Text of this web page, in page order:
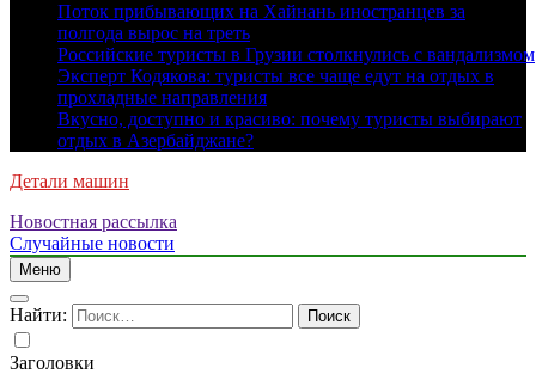
Поток прибывающих на Хайнань иностранцев за
полгода вырос на треть
Российские туристы в Грузии столкнулись с вандализмом
Эксперт Кодякова: туристы все чаще едут на отдых в
прохладные направления
Вкусно, доступно и красиво: почему туристы выбирают
отдых в Азербайджане?
Детали машин
Новостная рассылка
Случайные новости
Меню
Найти:
Заголовки